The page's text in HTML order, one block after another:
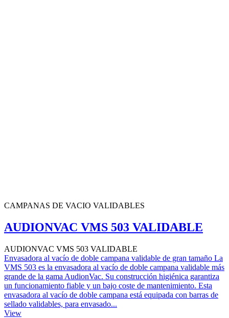
CAMPANAS DE VACIO VALIDABLES
AUDIONVAC VMS 503 VALIDABLE
AUDIONVAC VMS 503 VALIDABLE
Envasadora al vacío de doble campana validable de gran tamaño La
VMS 503 es la envasadora al vacío de doble campana validable más
grande de la gama AudionVac. Su construcción higiénica garantiza
un funcionamiento fiable y un bajo coste de mantenimiento. Esta
envasadora al vacío de doble campana está equipada con barras de
sellado validables, para envasado...
View